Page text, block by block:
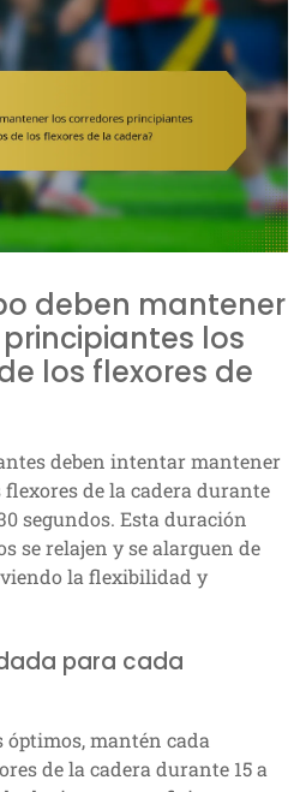
deben mantener
los
los flexores de
deben intentar mantener
de la cadera durante
segundos. Esta duración
se relajen y se alarguen de
la flexibilidad y
para cada
óptimos, mantén cada
de la cadera durante 15 a